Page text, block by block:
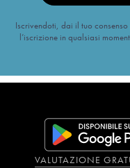
Iscrivendoti, dai il tuo
l’iscrizione in qualsiasi
VALUTAZIONE